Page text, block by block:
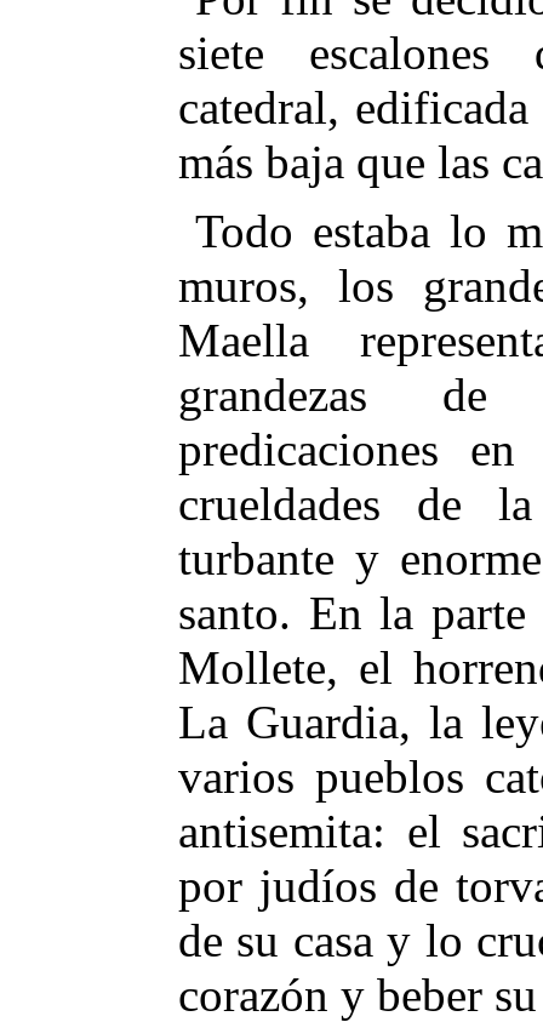
siete
catedral,
más baja que las
Todo estaba lo
muros, los
Maella
grandezas
predicaciones
crueldades de
turbante y
santo. En la
Mollete, el
La Guardia, la
varios pueblos
antisemita: el
por judíos de
de su casa y lo
corazón y beber